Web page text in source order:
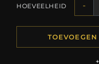
HOEVEELHEID -